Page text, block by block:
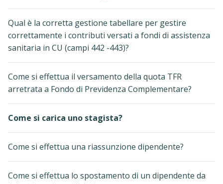
Qual è la corretta gestione tabellare per gestire
correttamente i contributi versati a fondi di assistenza
sanitaria in CU (campi 442 -443)?
Come si effettua il versamento della quota TFR
arretrata a Fondo di Previdenza Complementare?
Come si carica uno stagista?
Come si effettua una riassunzione dipendente?
Come si effettua lo spostamento di un dipendente da